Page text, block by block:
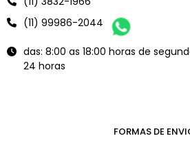
(11) 99986-2044
das: 8:00 as 18:00 horas de
24 horas
FORMAS DE